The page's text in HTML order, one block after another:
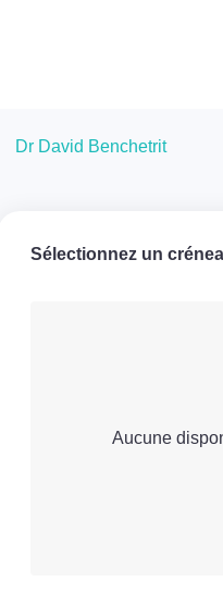
Dr David Benchetrit
Sélectionnez un
Aucune